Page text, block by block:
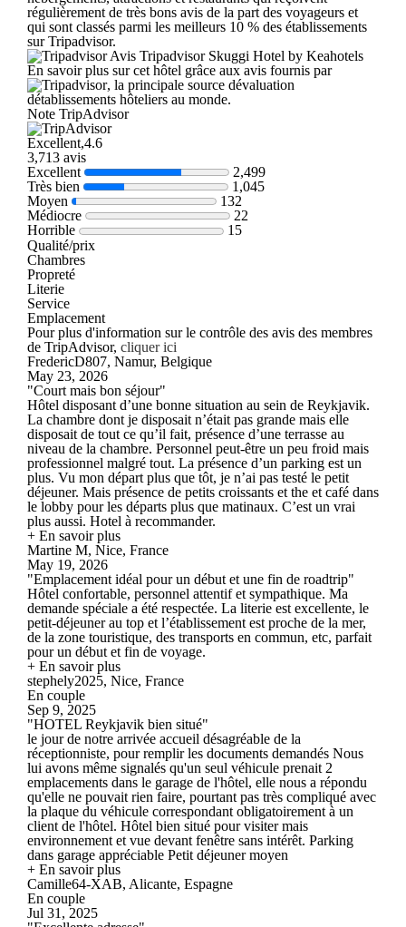
régulièrement de très bons avis de la part des voyageurs et
qui sont classés parmi les meilleurs 10 % des établissements
sur Tripadvisor.
Avis Tripadvisor Skuggi Hotel by Keahotels
En savoir plus sur cet hôtel grâce aux avis fournis par
, la principale source dévaluation
détablissements hôteliers au monde.
Note TripAdvisor
Excellent,4.6
3,713 avis
Excellent
2,499
Très bien
1,045
Moyen
132
Médiocre
22
Horrible
15
Qualité/prix
Chambres
Propreté
Literie
Service
Emplacement
Pour plus d'information sur le contrôle des avis des membres
de TripAdvisor, cliquer ici
FredericD807, Namur, Belgique
May 23, 2026
"Court mais bon séjour"
Hôtel disposant d’une bonne situation au sein de Reykjavik.
La chambre dont je disposait n’était pas grande mais elle
disposait de tout ce qu’il fait, présence d’une terrasse au
niveau de la chambre. Personnel peut-être un peu froid mais
professionnel malgré tout. La présence d’un parking est un
plus. Vu mon départ plus que tôt, je n’ai pas testé le petit
déjeuner. Mais présence de petits croissants et the et café dans
le lobby pour les départs plus que matinaux. C’est un vrai
plus aussi. Hotel à recommander.
+ En savoir plus
Martine M, Nice, France
May 19, 2026
"Emplacement idéal pour un début et une fin de roadtrip"
Hôtel confortable, personnel attentif et sympathique. Ma
demande spéciale a été respectée. La literie est excellente, le
petit-déjeuner au top et l’établissement est proche de la mer,
de la zone touristique, des transports en commun, etc, parfait
pour un début et fin de voyage.
+ En savoir plus
stephely2025, Nice, France
En couple
Sep 9, 2025
"HOTEL Reykjavik bien situé"
le jour de notre arrivée accueil désagréable de la
réceptionniste, pour remplir les documents demandés Nous
lui avons même signalés qu'un seul véhicule prenait 2
emplacements dans le garage de l'hôtel, elle nous a répondu
qu'elle ne pouvait rien faire, pourtant pas très compliqué avec
la plaque du véhicule correspondant obligatoirement à un
client de l'hôtel. Hôtel bien situé pour visiter mais
environnement et vue devant fenêtre sans intérêt. Parking
dans garage appréciable Petit déjeuner moyen
+ En savoir plus
Camille64-XAB, Alicante, Espagne
En couple
Jul 31, 2025